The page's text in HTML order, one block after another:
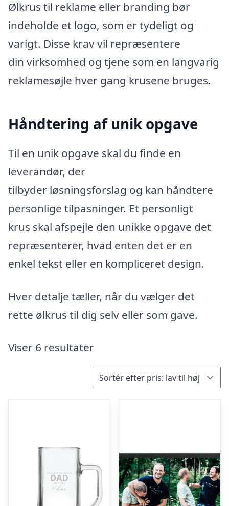
Ølkrus til reklame eller branding bør
indeholde et logo, som er tydeligt og
varigt. Disse krav vil repræsentere
din virksomhed og tjene som en langvarig
reklamesøjle hver gang krusene bruges.
Håndtering af unik opgave
Til en unik opgave skal du finde en
leverandør, der
tilbyder løsningsforslag og kan håndtere
personlige tilpasninger. Et personligt
krus skal afspejle den unikke opgave det
repræsenterer, hvad enten det er en
enkel tekst eller en kompliceret design.
Hver detalje tæller, når du vælger det
rette ølkrus til dig selv eller som gave.
Viser 6 resultater